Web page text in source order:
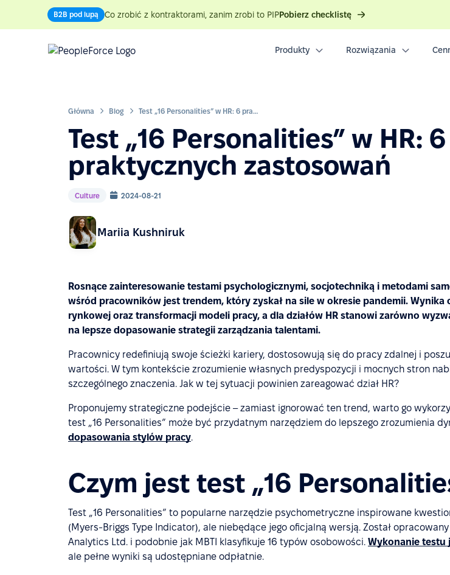
B2B pod lupą Co zrobić z kontraktorami, zanim zrobi to PIPPobierz checklistę
Produkty Rozwiązania
Główna Blog Test „16 Personalities” w HR: 6 praktycznych zastosowań
Test „16 Personalities” w HR: 6
praktycznych zastosowań
Culture 2024-08-21
Mariia Kushniruk
Rosnące zainteresowanie testami psychologicznymi, socjotechniką i metodami
wśród pracowników jest trendem, który zyskał na sile w okresie pandemii. Wynika
rynkowej oraz transformacji modeli pracy, a dla działów HR stanowi zarówno
na lepsze dopasowanie strategii zarządzania talentami.
Pracownicy redefiniują swoje ścieżki kariery, dostosowują się do pracy zdalnej i
wartości. W tym kontekście zrozumienie własnych predyspozycji i mocnych stron
szczególnego znaczenia. Jak w tej sytuacji powinien zareagować dział HR?
Proponujemy strategiczne podejście – zamiast ignorować ten trend, warto go
test „16 Personalities” może być przydatnym narzędziem do lepszego zrozumienia
dopasowania stylów pracy.
Czym jest test „16
Test „16 Personalities” to popularne narzędzie psychometryczne inspirowane
(Myers-Briggs Type Indicator), ale niebędące jego oficjalną wersją. Został
Analytics Ltd. i podobnie jak MBTI klasyfikuje 16 typów osobowości. Wykonanie testu
ale pełne wyniki są udostępniane odpłatnie.